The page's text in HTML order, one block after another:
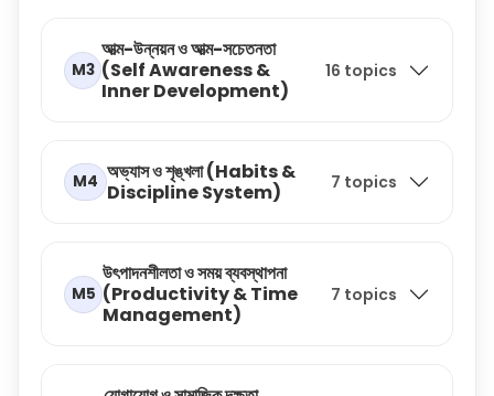
M3
আত্ম-উন্নয়ন ও আত্ম-সচেতনতা
(Self Awareness &
Inner Development)
16 topics
M4 অভ্যাস ও শৃঙ্খলা (Habits &
Discipline System)
7 topics
M5
উৎপাদনশীলতা ও সময় ব্যবস্থাপনা
(Productivity & Time
Management)
7 topics